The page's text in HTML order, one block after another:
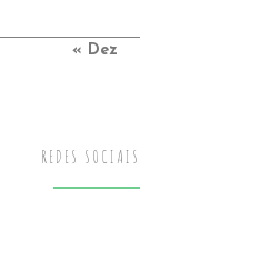
« Dez
REDES SOCIAIS